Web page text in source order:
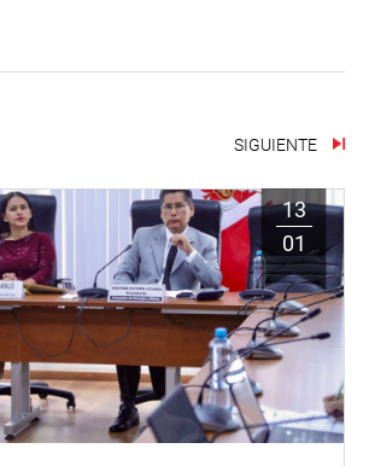
SIGUIENTE
13
01